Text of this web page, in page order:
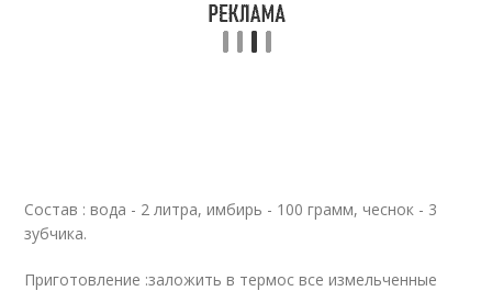
Состав : вода - 2 литра, имбирь - 100 грамм, чеснок - 3
зубчика.
Приготовление :заложить в термос все измельченные